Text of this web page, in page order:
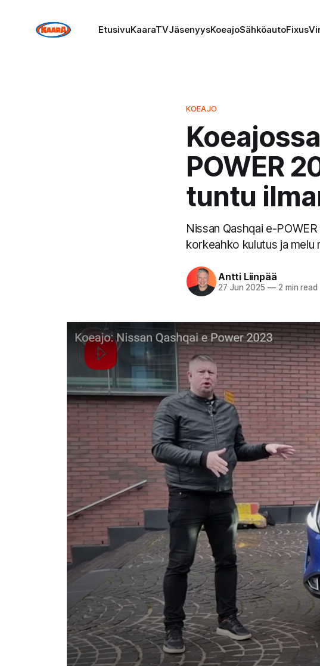
EtusivuKaaraTVJäsenyysKoeajoSähköautoFixus
KOEAJO
POWER
tuntu
Nissan Qashqai e-
korkeahko kulutus ja
Antti Liinpää
27 Jun 2025 —2 min read